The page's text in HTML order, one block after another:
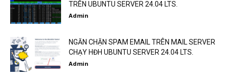
TRÊN UBUNTU SERVER 24.04 LTS.
Admin
NGĂN CHẶN SPAM EMAIL TRÊN MAIL SERVER
CHẠY HĐH UBUNTU SERVER 24.04 LTS.
Admin